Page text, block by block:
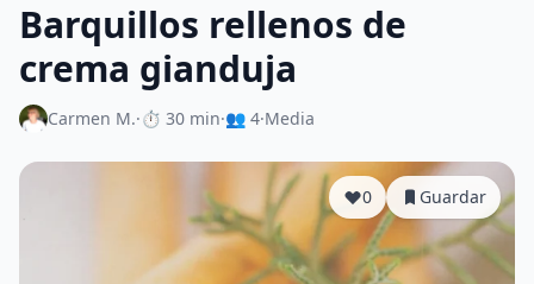
Barquillos rellenos de
crema gianduja
Carmen M.·⏱ 30 min·👥 4·Media
0 Guardar